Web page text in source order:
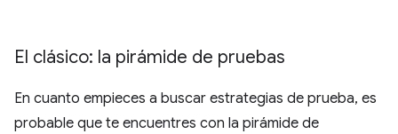
El clásico: la pirámide de pruebas
En cuanto empieces a buscar estrategias de prueba, es
probable que te encuentres con la pirámide de